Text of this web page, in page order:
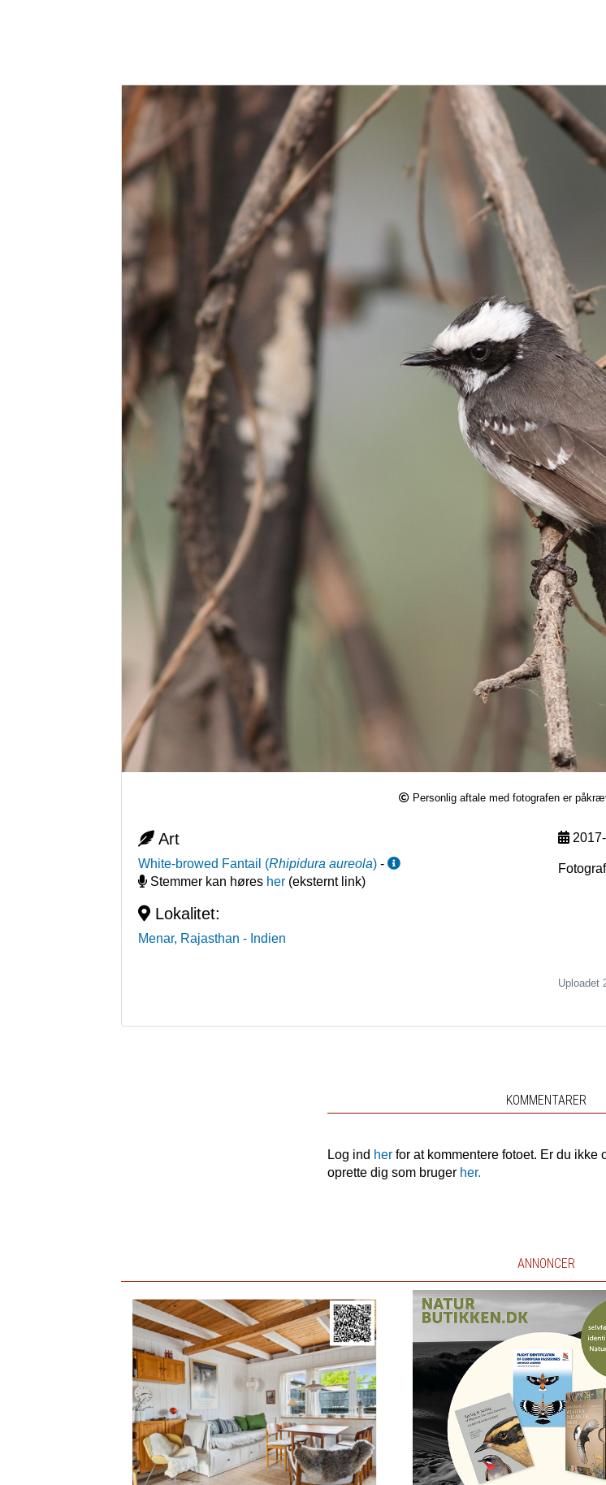
Personlig aftale med fotografen er
Art
White-browed Fantail (Rhipidura aureola)-
Stemmer kan høres her (eksternt link)
Lokalitet:
Menar, Rajasthan - Indien
Uploadet
KOMMENTARER
Log ind her for at kommentere fotoet. Er du ikke
oprette dig som bruger her.
ANNONCER